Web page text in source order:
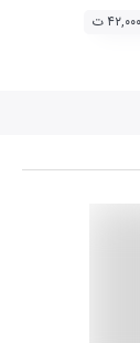
(ردیف۴۲,۰۰۰ ت